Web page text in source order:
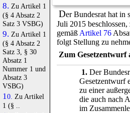
Der Bundesrat hat in
Juli 2015
gemäßArtikel 76
folgt Stellung zu
Zum Gesetzentwurf
1.Der
Gesetzentwurf
zu einer
die auch nach
im
8. Zu Artikel 1
(§ 4 Absatz 2
Satz 3 VSBG)
9. Zu Artikel 1
(§ 4 Absatz 2
Satz 3, § 30
Absatz 1
Nummer 1 und
Absatz 3
VSBG)
10. Zu Artikel
1 (§ ..